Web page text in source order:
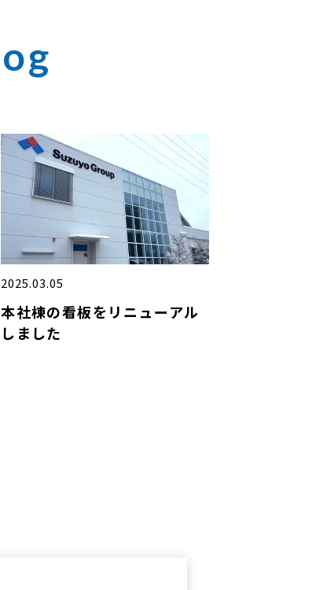
2025.03.05
本社棟の看板をリニューアル
しました